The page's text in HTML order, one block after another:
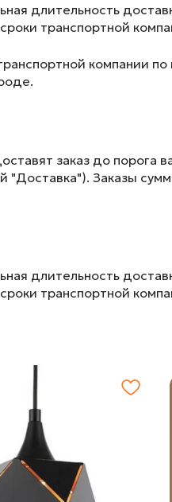
длительность
транспортной
компании
заказ до
"Доставка"). Заказы
длительность
транспортной